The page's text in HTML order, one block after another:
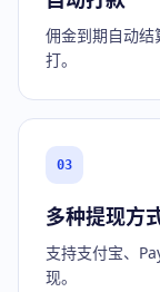
佣金到期自动
打。
03
多种提现方
支持支付宝、
现。